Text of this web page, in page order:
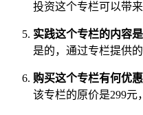
投资这个专栏可以带
实践这个专栏的内容
是的，通过专栏提供
购买这个专栏有何优惠
该专栏的原价是299元